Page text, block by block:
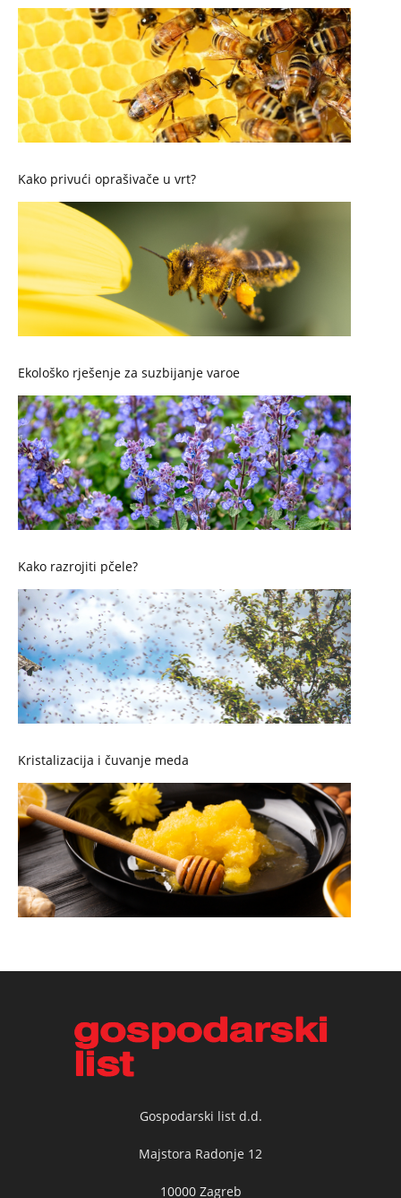
Kako privući oprašivače u vrt?
Ekološko rješenje za suzbijanje varoe
Kako razrojiti pčele?
Kristalizacija i čuvanje meda
Gospodarski list d.d.
Majstora Radonje 12
10000 Zagreb